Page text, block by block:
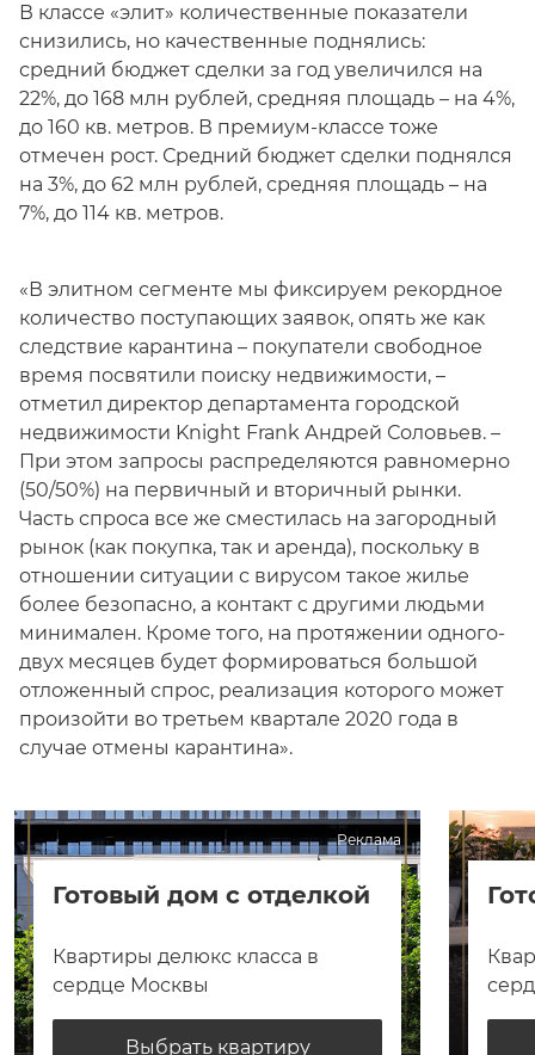
В классе «элит» количественные показатели
снизились, но качественные поднялись:
средний бюджет сделки за год увеличился на
22%, до 168 млн рублей, средняя площадь – на 4%,
до 160 кв. метров. В премиум-классе тоже
отмечен рост. Средний бюджет сделки поднялся
на 3%, до 62 млн рублей, средняя площадь – на
7%, до 114 кв. метров.
«В элитном сегменте мы фиксируем рекордное
количество поступающих заявок, опять же как
следствие карантина – покупатели свободное
время посвятили поиску недвижимости, –
отметил директор департамента городской
недвижимости Knight Frank Андрей Соловьев. –
При этом запросы распределяются равномерно
(50/50%) на первичный и вторичный рынки.
Часть спроса все же сместилась на загородный
рынок (как покупка, так и аренда), поскольку в
отношении ситуации с вирусом такое жилье
более безопасно, а контакт с другими людьми
минимален. Кроме того, на протяжении одного-
двух месяцев будет формироваться большой
отложенный спрос, реализация которого может
произойти во третьем квартале 2020 года в
случае отмены карантина».
Реклама
Готовый дом с отделкой
Квартиры делюкс класса в
сердце Москвы
Выбрать квартиру